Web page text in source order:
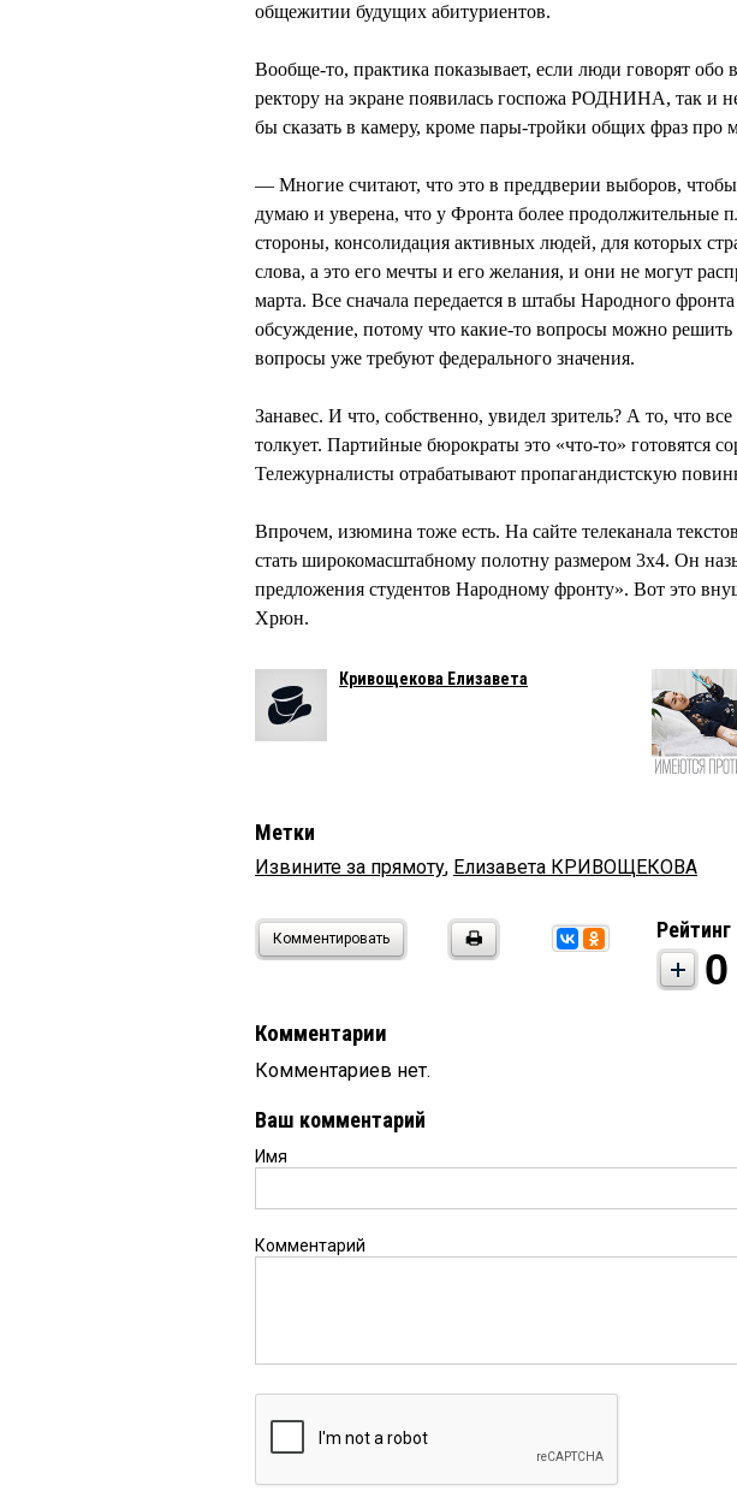
общежитии будущих абитуриентов.
Вообще-то, практика показывает, если люди говорят
ректору на экране появилась госпожа РОДНИНА, так и
бы сказать в камеру, кроме пары-тройки общих фраз про
— Многие считают, что это в преддверии выборов, чтобы
думаю и уверена, что у Фронта более продолжительные
стороны, консолидация активных людей, для которых
слова, а это его мечты и его желания, и они не могут
марта. Все сначала передается в штабы Народного
обсуждение, потому что какие-то вопросы можно решить
вопросы уже требуют федерального значения.
Занавес. И что, собственно, увидел зритель? А то, что
толкует. Партийные бюрократы это «что-то» готовятся
Тележурналисты отрабатывают пропагандистскую
Впрочем, изюмина тоже есть. На сайте телеканала
стать широкомасштабному полотну размером 3х4. Он
предложения студентов Народному фронту». Вот это
Хрюн.
Кривощекова Елизавета
Метки
Извините за прямоту, Елизавета КРИВОЩЕКОВА
Комментировать Рейтинг
0
Комментарии
Комментариев нет.
Ваш комментарий
Имя
Комментарий